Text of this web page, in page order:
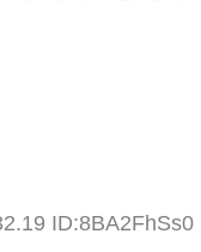
ID:8BA2FhSs0